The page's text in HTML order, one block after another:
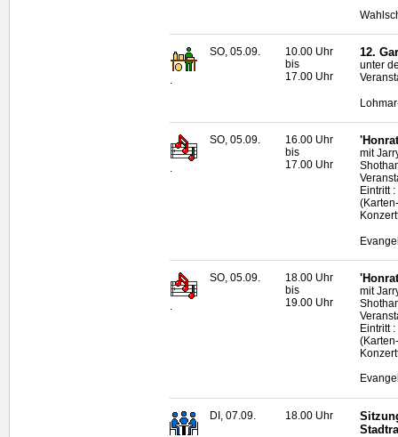
.
SO, 05.09.
10.00 Uhr
bis
17.00 Uhr
12.
unter
.
SO, 05.09.
16.00 Uhr
bis
17.00 Uhr
mit
Eintritt
.
SO, 05.09.
18.00 Uhr
bis
19.00 Uhr
mit
Eintritt
DI, 07.09. 18.00 Uhr